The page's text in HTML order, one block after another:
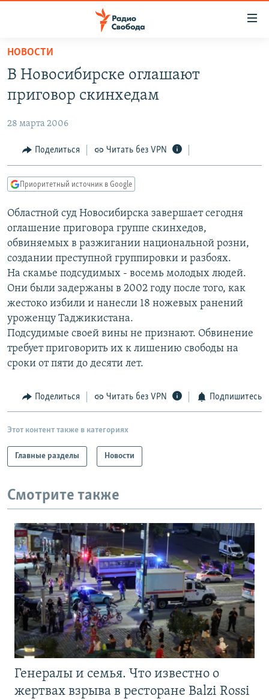
упрощенного
доступа
основному
Вернутся
главной
навигации
Вернутся
поиску
АВТОРСКИЕ ПРОЕКТЫ
ЦИТАТЫ СВОБОДЫ
МНЕНИЯ
IDEL.РЕАЛИИ
КАВКАЗ.РЕАЛИИ
СЕВЕР.РЕАЛИИ
СИБИРЬ.РЕАЛИИ
РАСПИСАНИЕ ВЕЩАНИЯ
ПОДПИШИТЕСЬ НА РАССЫЛКУ
СОЦИАЛЬНЫЕ СЕТИ
Все сайты РСЕ/РС
НОВОСТИ
В Новосибирске оглашают
приговор скинхедам
28 марта 2006
Поделиться Читать без VPN
Приоритетный источник в Google
Областной суд Новосибирска завершает сегодня
оглашение приговора группе скинхедов,
обвиняемых в разжигании национальной розни,
создании преступной группировки и разбоях.
На скамье подсудимых - восемь молодых людей.
Они были задержаны в 2002 году после того, как
жестоко избили и нанесли 18 ножевых ранений
уроженцу Таджикистана.
Подсудимые своей вины не признают. Обвинение
требует приговорить их к лишению свободы на
сроки от пяти до десяти лет.
Поделиться Читать без VPN Подпишитесь
Этот контент также в категориях
Главные разделы Новости
Смотрите также
Генералы и семья. Что известно о
жертвах взрыва в ресторане Balzi Rossi